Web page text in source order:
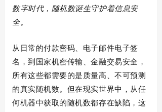
数字时代，随机数诞生守护着信息安
全。
从日常的付款密码、电子邮件电子签
名，到国家机密传输、金融交易安全，
所有这些都需要的是质量高、不可预测
的真实随机数。但在现实世界中，从任
何机器中获取的随机数都存在缺陷，这